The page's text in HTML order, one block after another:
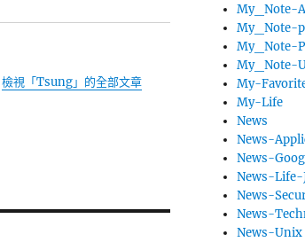
檢視「Tsung」的全部文章
My_Note-
My_Note-
My_Note-
My_Note-
My-
My-Life
News
News-
News-
News-Life-
News-
News-
News-Unix